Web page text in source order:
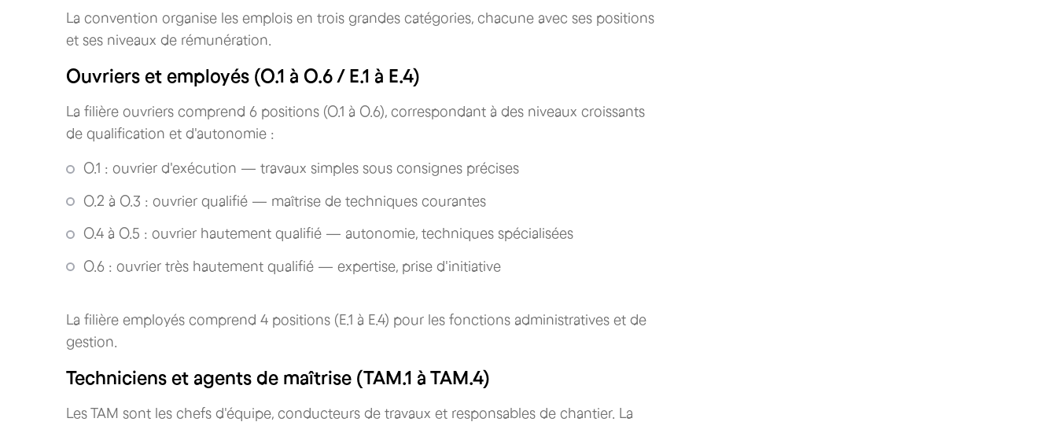
La convention organise les emplois en trois grandes catégories, chacune avec ses positions
et ses niveaux de rémunération.
Ouvriers et employés (O.1 à O.6 / E.1 à E.4)
La filière ouvriers comprend 6 positions (O.1 à O.6), correspondant à des niveaux croissants
de qualification et d'autonomie :
O.1 : ouvrier d'exécution — travaux simples sous consignes précises
O.2 à O.3 : ouvrier qualifié — maîtrise de techniques courantes
O.4 à O.5 : ouvrier hautement qualifié — autonomie, techniques spécialisées
O.6 : ouvrier très hautement qualifié — expertise, prise d'initiative
La filière employés comprend 4 positions (E.1 à E.4) pour les fonctions administratives et de
gestion.
Techniciens et agents de maîtrise (TAM.1 à TAM.4)
Les TAM sont les chefs d'équipe, conducteurs de travaux et responsables de chantier. La